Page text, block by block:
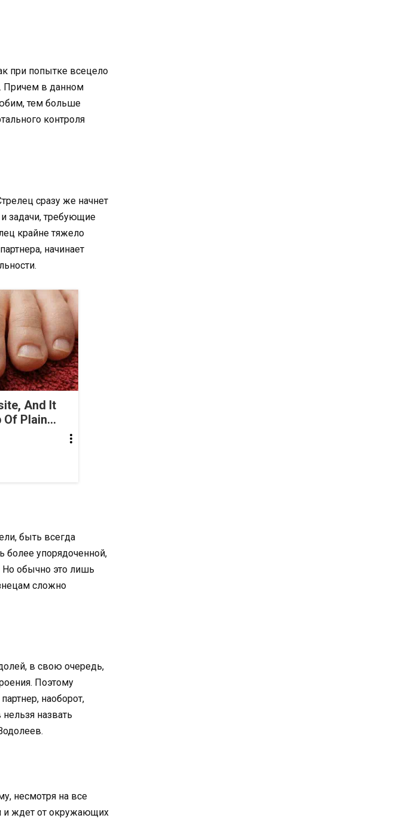
при попытке всецело
Причем в данном
тем больше
контроля
сразу же начнет
задачи, требующие
крайне тяжело
начинает
And It
Of Plain...
быть всегда
более упорядоченной,
Но обычно это лишь
сложно
в свою очередь,
Поэтому
наоборот,
назвать
несмотря на все
и ждет от окружающих